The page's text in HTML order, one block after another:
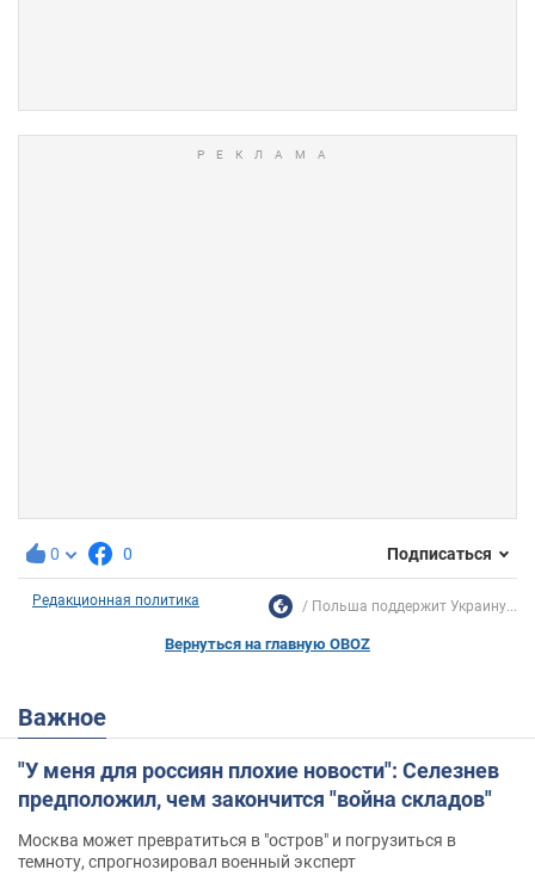
0 0 Подписаться
Редакционная политика Польша поддержит Украину...
Вернуться на главную OBOZ
Важное
"У меня для россиян плохие новости": Селезнев
предположил, чем закончится "война складов"
Москва может превратиться в "остров" и погрузиться в
темноту, спрогнозировал военный эксперт